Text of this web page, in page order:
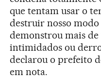
que tentam usar o
destruir nosso
demonstrou mais de
intimidados ou
declarou o prefeito
em nota.